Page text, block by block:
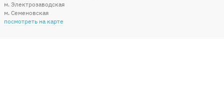
м. Электрозаводская
м. Семеновская
посмотреть на карте